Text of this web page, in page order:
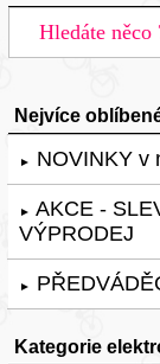
Nejvíce
► NOVINKY v
► AKCE -
VÝPRODEJ
►
Kategorie